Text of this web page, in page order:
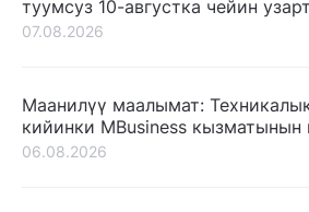
туумсуз 10-августка чейин
07.08.2026
Маанилүү маалымат:
кийинки MBusiness
06.08.2026